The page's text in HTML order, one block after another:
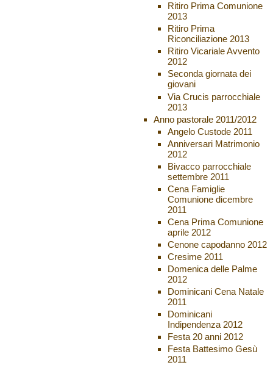
Ritiro Prima Comunione
2013
Ritiro Prima
Riconciliazione 2013
Ritiro Vicariale Avvento
2012
Seconda giornata dei
giovani
Via Crucis parrocchiale
2013
Anno pastorale 2011/2012
Angelo Custode 2011
Anniversari Matrimonio
2012
Bivacco parrocchiale
settembre 2011
Cena Famiglie
Comunione dicembre
2011
Cena Prima Comunione
aprile 2012
Cenone capodanno 2012
Cresime 2011
Domenica delle Palme
2012
Dominicani Cena Natale
2011
Dominicani
Indipendenza 2012
Festa 20 anni 2012
Festa Battesimo Gesù
2011